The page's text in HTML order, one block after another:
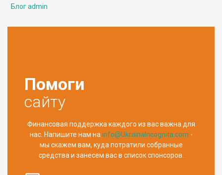
Блог admin
Помоги
сайту
Финансовая поддержка каждого из вас важна для
нас. Напишите нам на info@UkrainaIncognita.com -
мы скажем вам, куда потратили собранные
средства и занесем вас в список спонсоров.